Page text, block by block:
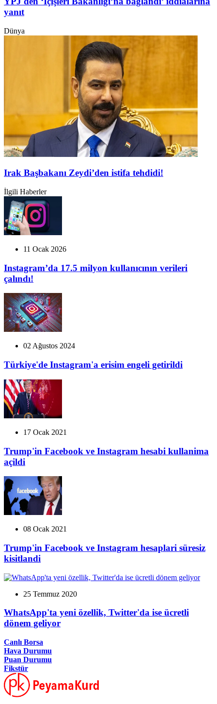
yanıt
Dünya
Irak Başbakanı Zeydi’den istifa tehdidi!
İlgili Haberler
11 Ocak 2026
Instagram’da 17.5 milyon kullanıcının verileri
çalındı!
02 Ağustos 2024
Türkiye'de Instagram'a erisim engeli getirildi
17 Ocak 2021
Trump'in Facebook ve Instagram hesabi kullanima
açildi
08 Ocak 2021
Trump'in Facebook ve Instagram hesaplari süresiz
kisitlandi
25 Temmuz 2020
WhatsApp'ta yeni özellik, Twitter'da ise ücretli
dönem geliyor
Canlı Borsa
Hava Durumu
Puan Durumu
Fikstür